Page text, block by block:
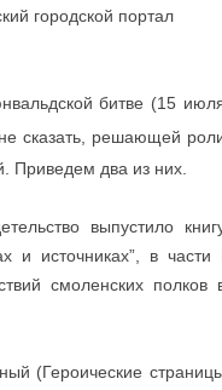
городской портал
битве (15
сказать, решающей
Приведем два из них.
выпустило
и источниках”, в части
смоленских полков
(Героические